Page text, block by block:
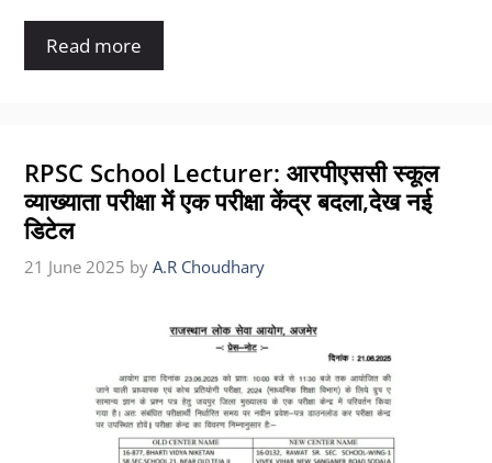
Read more
RPSC School Lecturer: आरपीएससी स्कूल
व्याख्याता परीक्षा में एक परीक्षा केंद्र बदला,देख नई
डिटेल
21 June 2025 by A.R Choudhary